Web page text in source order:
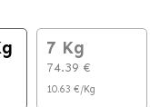
7 Kg
74.39 €
10.63 €/Kg